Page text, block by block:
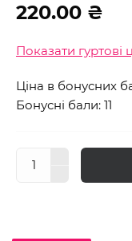
220.00 ₴
Показати гуртові
Ціна в бонусних
Бонусні бали: 11